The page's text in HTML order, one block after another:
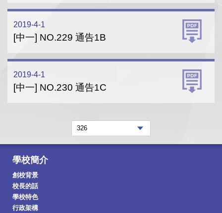
2019-4-1
[中一] NO.229 通告1B
2019-4-1
[中一] NO.230 通告1C
學校簡介
創校背景
校長的話
學校特色
行政架構